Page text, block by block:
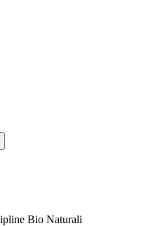
Bio Naturali